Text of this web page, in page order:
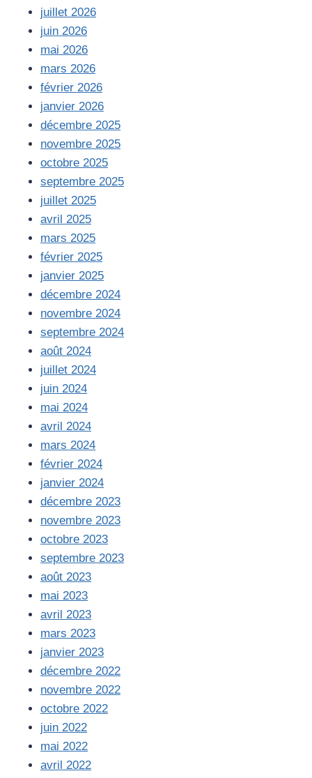
juillet 2026
juin 2026
mai 2026
mars 2026
février 2026
janvier 2026
décembre 2025
novembre 2025
octobre 2025
septembre 2025
juillet 2025
avril 2025
mars 2025
février 2025
janvier 2025
décembre 2024
novembre 2024
septembre 2024
août 2024
juillet 2024
juin 2024
mai 2024
avril 2024
mars 2024
février 2024
janvier 2024
décembre 2023
novembre 2023
octobre 2023
septembre 2023
août 2023
mai 2023
avril 2023
mars 2023
janvier 2023
décembre 2022
novembre 2022
octobre 2022
juin 2022
mai 2022
avril 2022